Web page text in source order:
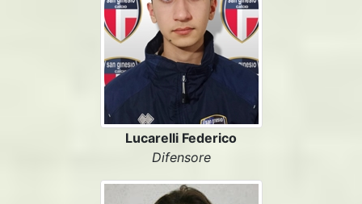
Lucarelli Federico
Difensore